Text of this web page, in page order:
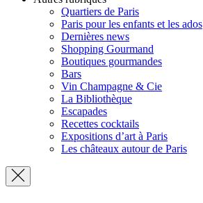
Quartiers de Paris
Paris pour les enfants et les ados
Dernières news
Shopping Gourmand
Boutiques gourmandes
Bars
Vin Champagne & Cie
La Bibliothèque
Escapades
Recettes cocktails
Expositions d’art à Paris
Les châteaux autour de Paris